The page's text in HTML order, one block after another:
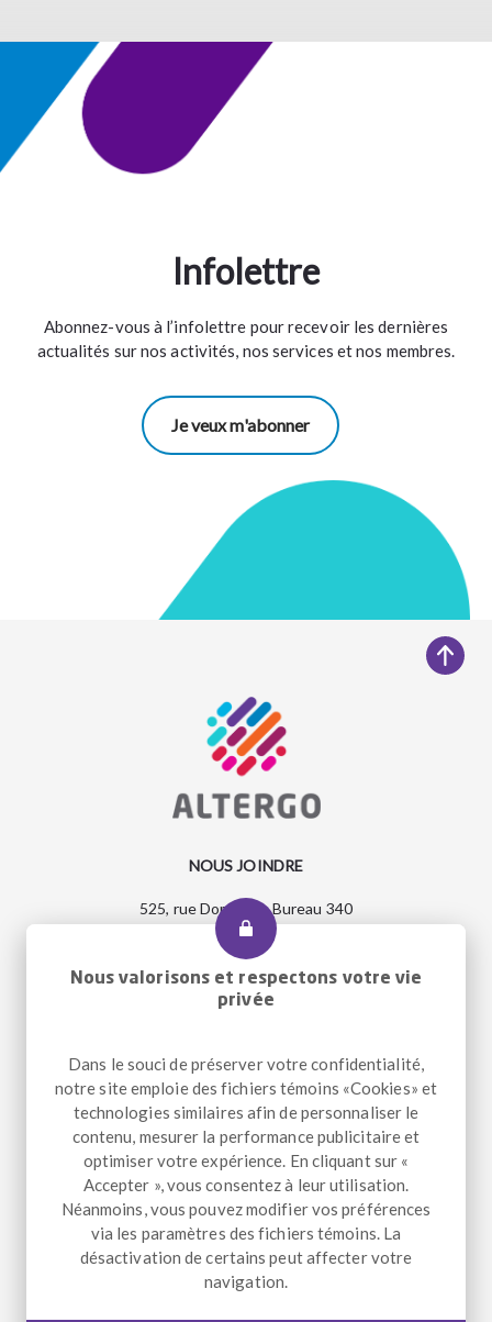
Infolettre
Abonnez-vous à l’infolettre pour recevoir les dernières
actualités sur nos activités, nos services et nos membres.
Je veux m'abonner
NOUS JOINDRE
525, rue Dominion, Bureau 340
Montréal, Qc H3J 2B4
Entrée accessible et pour le transport adapté : 2290, rue
Workman
Téléphone
+1 514 933-2739
Télécopieur +1 514 933-9384
Courriel
info@altergo.ca
NOUS SUIVRE
LinkedIn
Nous valorisons et respectons votre vie
privée
Dans le souci de préserver votre confidentialité,
notre site emploie des fichiers témoins «Cookies» et
technologies similaires afin de personnaliser le
contenu, mesurer la performance publicitaire et
optimiser votre expérience. En cliquant sur «
Accepter », vous consentez à leur utilisation.
Néanmoins, vous pouvez modifier vos préférences
via les paramètres des fichiers témoins. La
désactivation de certains peut affecter votre
navigation.